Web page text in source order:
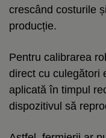
crescând costurile
producție.
Pentru calibrarea
direct cu culegători
aplicată în timpul
dispozitivul să